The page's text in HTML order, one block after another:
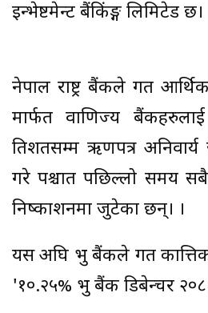
इन्भेष्टमेन्ट बैंकिंङ्ग लिमिटेड छ।
नेपाल राष्ट्र बैंकले गत आर्थिक
मार्फत वाणिज्य
प्रतिशतसम्म ऋणपत्र अनिवार्य
गरे पश्चात पछिल्लो समय
निष्काशनमा जुटेका छन्। ।
यस अघि प्रभु बैंकले गत
'१०.२५% प्रभु बैंक डिबेन्चर